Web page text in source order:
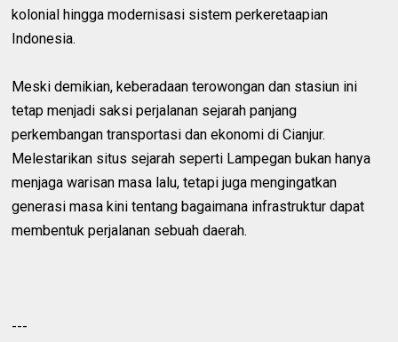
kolonial hingga modernisasi sistem perkeretaapian
Indonesia.
Meski demikian, keberadaan terowongan dan stasiun ini
tetap menjadi saksi perjalanan sejarah panjang
perkembangan transportasi dan ekonomi di Cianjur.
Melestarikan situs sejarah seperti Lampegan bukan hanya
menjaga warisan masa lalu, tetapi juga mengingatkan
generasi masa kini tentang bagaimana infrastruktur dapat
membentuk perjalanan sebuah daerah.
---